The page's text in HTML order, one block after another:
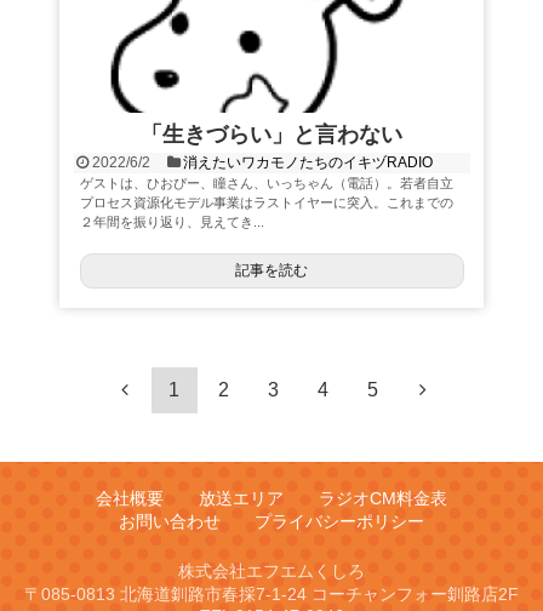
「生きづらい」と言わない
2022/6/2 消えたいワカモノたちのイキヅRADIO
ゲストは、ひおぴー、瞳さん、いっちゃん（電話）。若者自立
プロセス資源化モデル事業はラストイヤーに突入。これまでの
２年間を振り返り、見えてき...
記事を読む
1 2 3 4 5
会社概要 放送エリア
ラジオCM料金表
お問い合わせ
プライバシーポリシー
株式会社エフエムくしろ
〒085-0813 北海道釧路市春採7-1-24 コーチャンフォー釧路店2F